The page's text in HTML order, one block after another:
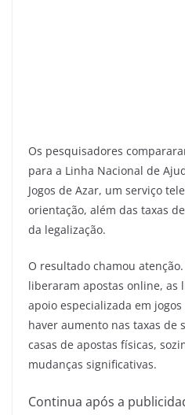
Os pesquisadores
para a Linha Nacional de
Jogos de Azar, um serviço
orientação, além das taxas
da legalização.
O resultado chamou
liberaram apostas online, as
apoio especializada em
haver aumento nas taxas de
casas de apostas físicas,
mudanças significativas.
Continua após a